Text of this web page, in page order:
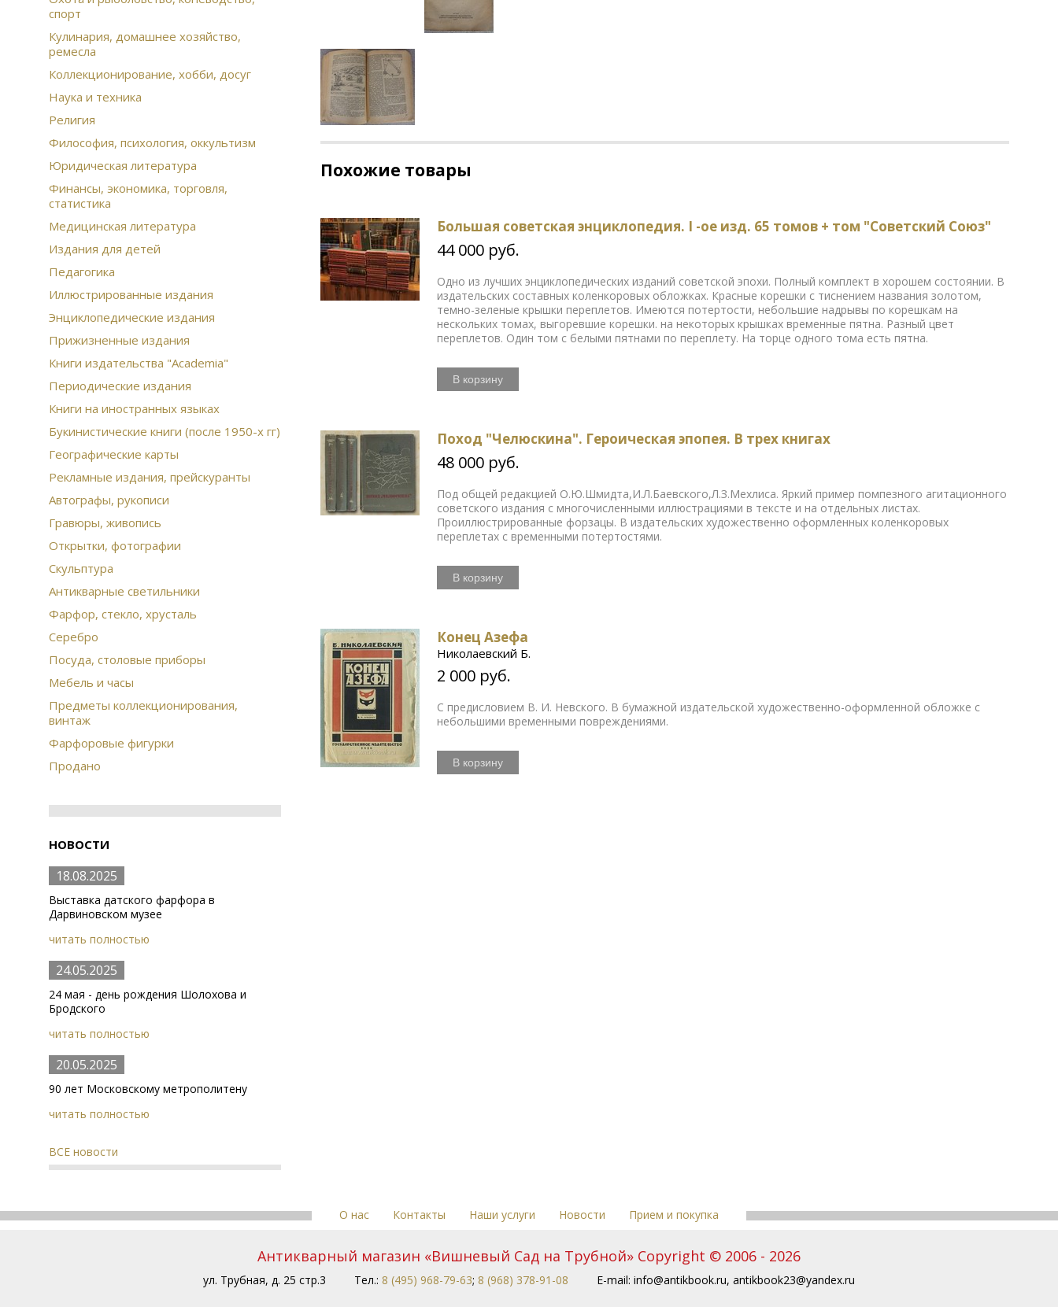
спорт
Кулинария, домашнее хозяйство,
ремесла
Коллекционирование, хобби, досуг
Наука и техника
Религия
Философия, психология, оккультизм
Юридическая литература
Финансы, экономика, торговля,
статистика
Медицинская литература
Издания для детей
Педагогика
Иллюстрированные издания
Энциклопедические издания
Прижизненные издания
Книги издательства "Academia"
Периодические издания
Книги на иностранных языках
Букинистические книги (после 1950-х гг)
Географические карты
Рекламные издания, прейскуранты
Автографы, рукописи
Гравюры, живопись
Открытки, фотографии
Скульптура
Антикварные светильники
Фарфор, стекло, хрусталь
Серебро
Посуда, столовые приборы
Мебель и часы
Предметы коллекционирования,
винтаж
Фарфоровые фигурки
Продано
НОВОСТИ
18.08.2025
Выставка датского фарфора в
Дарвиновском музее
читать полностью
24.05.2025
24 мая - день рождения Шолохова и
Бродского
читать полностью
20.05.2025
90 лет Московскому метрополитену
читать полностью
ВСЕ новости
Похожие товары
Большая советская энциклопедия. I -ое изд. 65 томов + том "Советский Союз"
44 000 руб.
Одно из лучших энциклопедических изданий советской эпохи. Полный комплект в хорошем состоянии. В
издательских составных коленкоровых обложках. Красные корешки с тиснением названия золотом,
темно-зеленые крышки переплетов. Имеются потертости, небольшие надрывы по корешкам на
нескольких томах, выгоревшие корешки. на некоторых крышках временные пятна. Разный цвет
переплетов. Один том с белыми пятнами по переплету. На торце одного тома есть пятна.
В корзину
Поход "Челюскина". Героическая эпопея. В трех книгах
48 000 руб.
Под общей редакцией О.Ю.Шмидта,И.Л.Баевского,Л.З.Мехлиса. Яркий пример помпезного агитационного
советского издания с многочисленными иллюстрациями в тексте и на отдельных листах.
Проиллюстрированные форзацы. В издательских художественно оформленных коленкоровых
переплетах с временными потертостями.
В корзину
Конец Азефа
Николаевский Б.
2 000 руб.
С предисловием В. И. Невского. В бумажной издательской художественно-оформленной обложке с
небольшими временными повреждениями.
В корзину
О нас Контакты Наши услуги Новости Прием и покупка
Антикварный магазин «Вишневый Сад на Трубной» Copyright © 2006 - 2026
ул. Трубная, д. 25 стр.3 Тел.: 8 (495) 968-79-63; 8 (968) 378-91-08 E-mail: info@antikbook.ru, antikbook23@yandex.ru